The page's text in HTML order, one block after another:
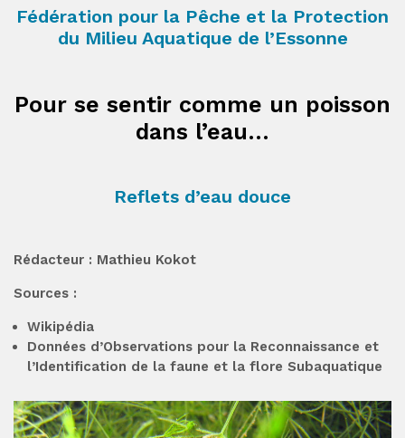
Fédération pour la Pêche et la Protection
du Milieu Aquatique de l’Essonne
Pour se sentir comme un poisson
dans l’eau…
Reflets d’eau douce
Rédacteur : Mathieu Kokot
Sources :
Wikipédia
Données d’Observations pour la Reconnaissance et
l’Identification de la faune et la flore Subaquatique